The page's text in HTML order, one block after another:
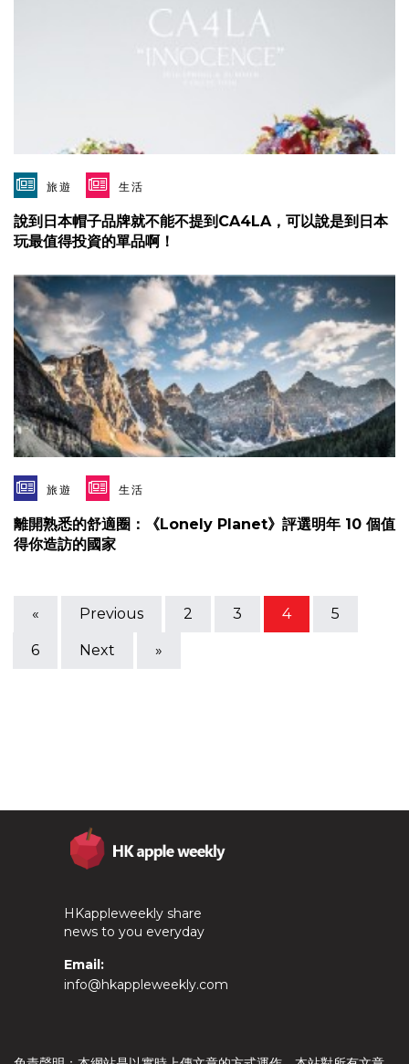
旅遊 生活
說到日本帽子品牌就不能不提到CA4LA，可以說是到日本
玩最值得投資的單品啊！
旅遊 生活
離開熟悉的舒適圈：《Lonely Planet》評選明年 10 個值
得你造訪的國家
« Previous 2 3 4 5
6 Next »
HKappleweekly share
news to you everyday
Email:
info@hkappleweekly.com